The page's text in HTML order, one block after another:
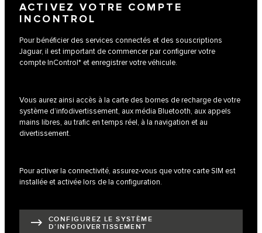
ACTIVEZ VOTRE COMPTE
INCONTROL
Pour bénéficier des services connectés et des souscriptions
Jaguar, il est important de commencer par configurer votre
compte InControl* et enregistrer votre véhicule.
Vous aurez ainsi accès à la carte des bornes de recharge de votre
système d’infodivertissement, aux média Bluetooth, aux appels
mains libres, au trafic en temps réel, à la navigation et au
divertissement.
Pour activer la connectivité, assurez-vous que votre carte SIM est
installée et activée lors de la configuration.
CONFIGUREZ LE SYSTÈME
D’INFODIVERTISSEMENT